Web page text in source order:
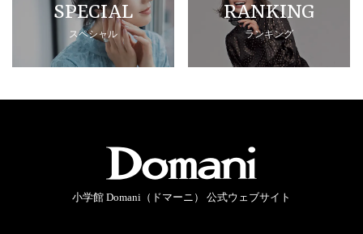
SPECIAL
スペシャル
RANKING
ランキング
小学館 Domani（ドマーニ） 公式ウェブサイト